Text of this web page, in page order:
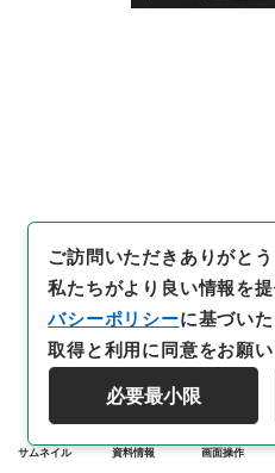
サムネイル 資料情報 画面操作
ご訪問いただきありがとう
私たちがより良い情報を提
バシーポリシーに基づい
取得と利用に同意をお願い
必要最小限